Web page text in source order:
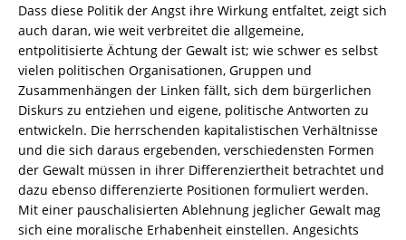
Dass diese Politik der Angst ihre Wirkung entfaltet, zeigt sich
auch daran, wie weit verbreitet die allgemeine,
entpolitisierte Ächtung der Gewalt ist; wie schwer es selbst
vielen politischen Organisationen, Gruppen und
Zusammenhängen der Linken fällt, sich dem bürgerlichen
Diskurs zu entziehen und eigene, politische Antworten zu
entwickeln. Die herrschenden kapitalistischen Verhältnisse
und die sich daraus ergebenden, verschiedensten Formen
der Gewalt müssen in ihrer Differenziertheit betrachtet und
dazu ebenso differenzierte Positionen formuliert werden.
Mit einer pauschalisierten Ablehnung jeglicher Gewalt mag
sich eine moralische Erhabenheit einstellen. Angesichts